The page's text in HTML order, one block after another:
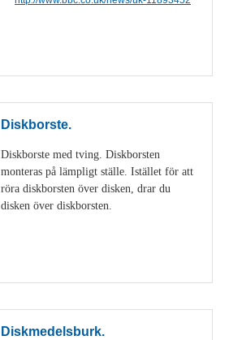
Diskborste.
Diskborste med tving. Diskborsten
monteras på lämpligt ställe. Istället för att
röra diskborsten över disken, drar du
disken över diskborsten.
Diskmedelsburk.